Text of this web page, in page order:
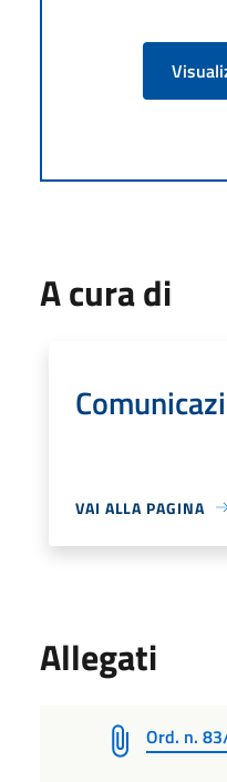
A cura di
VAI ALLA PAGINA
Allegati
Ord. n.